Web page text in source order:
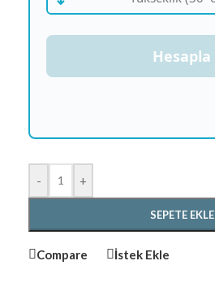
Hesapla
- +
SEPETE EKLE
Compare İstek Ekle